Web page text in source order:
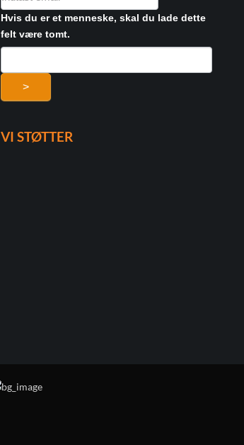
FORMULAR
Hvis du er et menneske, skal du lade dette
felt være tomt.
>
VI STØTTER